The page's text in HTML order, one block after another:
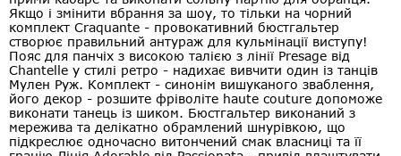
Якщо і змінити вбрання за шоу, то тільки на чорний
комплект Craquante - провокативний бюстгальтер
створює правильний антураж для кульмінації виступу!
Пояс для панчіх з високою талією з лінії Presage від
Chantelle у стилі ретро - надихає вивчити один із танців
Мулен Руж. Комплект - синонім вишуканого зваблення,
його декор - розшите фріволіте haute couture допоможе
виконати танець із шиком. Бюстгальтер виконаний з
мережива та делікатно обрамлений шнурівкою, що
підкреслює одночасно витончений смак власниці та її